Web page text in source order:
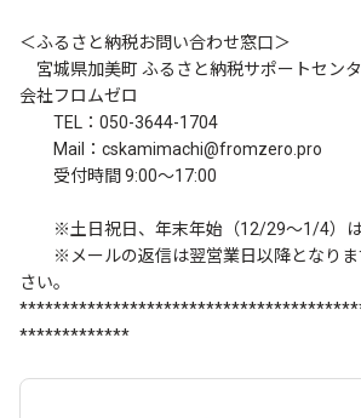
＜ふるさと納税お問い合わせ窓口＞
宮城県加美町 ふるさと納税サポートセン
会社フロムゼロ
TEL：050-3644-1704
Mail：cskamimachi@fromzero.pro
受付時間 9:00～17:00
※土日祝日、年末年始（12/29～1/4）は
※メールの返信は翌営業日以降となりま
さい。
*************